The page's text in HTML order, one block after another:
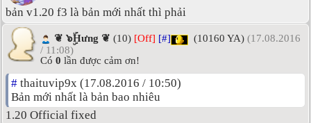
bản v1.20 f3 là bản mới nhất thì phải
❦ ๖ۣۜHưng ❦ (10) [Off] [#] (10160 YA) (17.08.2016
/ 11:08)
Có 0 lần được cảm ơn!
# thaituvip9x (17.08.2016 / 10:50)
Bản mới nhất là bản bao nhiêu
1.20 Official fixed